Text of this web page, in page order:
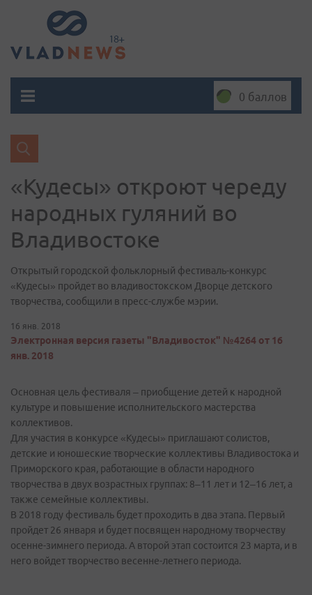
0 баллов
«Кудесы» откроют череду
народных гуляний во
Владивостоке
Открытый городской фольклорный фестиваль-конкурс
«Кудесы» пройдет во владивостокском Дворце детского
творчества, сообщили в пресс-службе мэрии.
16 янв. 2018
Электронная версия газеты "Владивосток" №4264 от 16
янв. 2018
Основная цель фестиваля – приобщение детей к народной
культуре и повышение исполнительского мастерства
коллективов.
Для участия в конкурсе «Кудесы» приглашают солистов,
детские и юношеские творческие коллективы Владивостока и
Приморского края, работающие в области народного
творчества в двух возрастных группах: 8–11 лет и 12–16 лет, а
также семейные коллективы.
В 2018 году фестиваль будет проходить в два этапа. Первый
пройдет 26 января и будет посвящен народному творчеству
осенне-зимнего периода. А второй этап состоится 23 марта, и в
него войдет творчество весенне-летнего периода.